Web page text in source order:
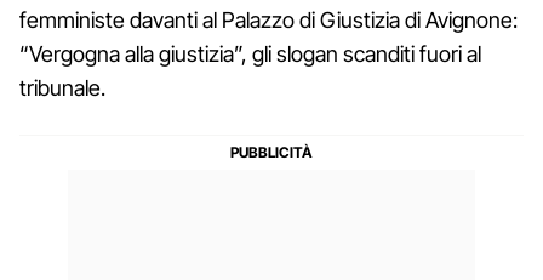
femministe davanti al Palazzo di Giustizia di Avignone:
“Vergogna alla giustizia”, gli slogan scanditi fuori al
tribunale.